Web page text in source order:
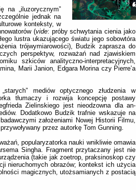
na „iluzorycznym”
jednak na
konteksty, w
(vide: próby schwytania cienia jako
lustra ukazującego światu jego sobowtóra
trójwymiarowości), Budzik zaprasza do
perspektyw, rozważań nad zjawiskiem
szkiców analityczno-interpretacyjnych,
Marii Janion, Edgara Morina czy Pierre’a
mediów optycznego złudzenia w
tłumaczy i rozwija koncepcję postawy
Zielinskiego jest nieodzowna dla an-
Dodatkowo Budzik trafnie wskazuje na
założeniami Nowej Historii Filmu,
przez autorkę Tom Gunning.
popularyzatorka nauki wnikliwie omawia
Singha. Fragment przytaczany jest nie
(takie jak zoetrop, praksinoskop czy
nieruchomych obrazów; kontekst ich użycia
magicznych, utożsamianych z postacią